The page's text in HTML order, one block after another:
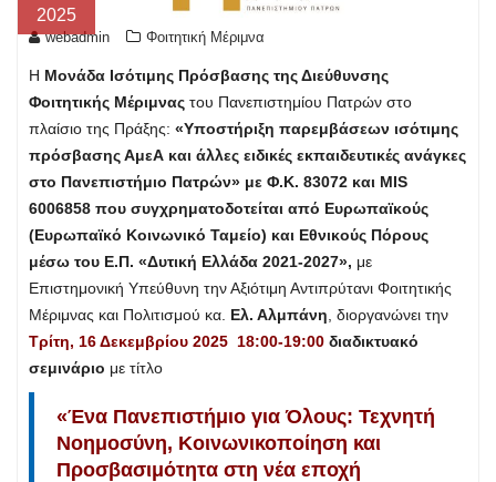
2025
webadmin Φοιτητική Μέριμνα
Η Μονάδα Ισότιμης Πρόσβασης της Διεύθυνσης
Φοιτητικής Μέριμνας του Πανεπιστημίου Πατρών στο
πλαίσιο της Πράξης: «Υποστήριξη παρεμβάσεων ισότιμης
πρόσβασης ΑμεΑ και άλλες ειδικές εκπαιδευτικές ανάγκες
στο Πανεπιστήμιο Πατρών» με Φ.Κ. 83072 και MIS
6006858 που συγχρηματοδοτείται από Ευρωπαϊκούς
(Ευρωπαϊκό Κοινωνικό Ταμείο) και Εθνικούς Πόρους
μέσω του Ε.Π. «Δυτική Ελλάδα 2021-2027», με
Επιστημονική Υπεύθυνη την Αξιότιμη Αντιπρύτανι Φοιτητικής
Μέριμνας και Πολιτισμού κα. Ελ. Αλμπάνη , διοργανώνει την
Τρίτη, 16 Δεκεμβρίου 2025 18:00-19:00 διαδικτυακό
σεμινάριο με τίτλο
«Ένα Πανεπιστήμιο για Όλους: Τεχνητή
Νοημοσύνη, Κοινωνικοποίηση και
Προσβασιμότητα στη νέα εποχή